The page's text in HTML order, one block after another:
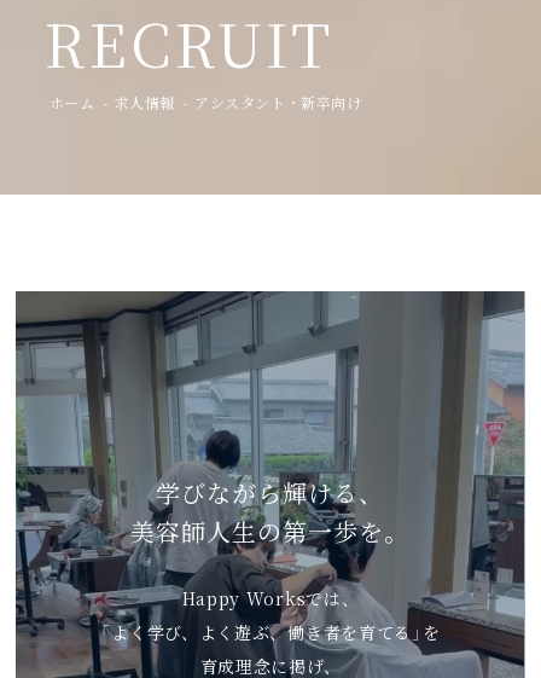
RECRUIT
ホーム 求人情報 アシスタント・新卒向け
学びながら輝ける、
美容師人生の第一歩を。
Happy Worksでは、
「よく学び、よく遊ぶ、働き者を育てる」を
育成理念に掲げ、